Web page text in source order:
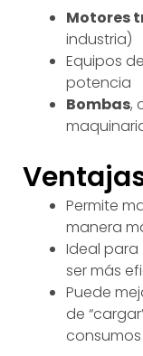
Motores
industria)
Equipos de
potencia
Bombas,
Permite
manera
Ideal para
ser más
Puede
de
consumos